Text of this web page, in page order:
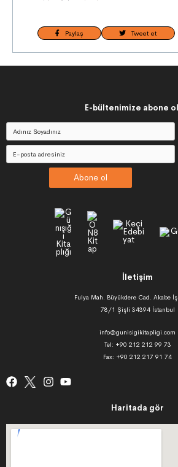
Paylaş Tweet et
E-bültenimize abone
Abone ol
İletişim
Fulya Mah. Büyükdere Cad. Akabe
78/1 Şişli 34394 İstanbul
info@gunisigikitapligi.com
Tel: +90 212 212 99 73
Fax: +90 212 217 91 74
Haritada gör